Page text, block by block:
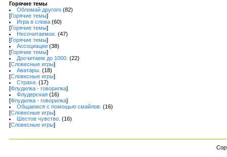
Горячие темы
Обломай другого (82)
[Горячие темы]
Игра в слова (60)
[Горячие темы]
Несочитаемое. (47)
[Горячие темы]
Ассоциации (38)
[Горячие темы]
Досчитаем до 1000. (22)
[Словесные игры]
Аватары. (18)
[Словесные игры]
Страхи. (17)
[Флудилка - говорилка]
Флудерская (16)
[Флудилка - говорилка]
Общаемся с помощью смайлов. (16)
[Словесные игры]
Шестое чувство. (16)
[Словесные игры]